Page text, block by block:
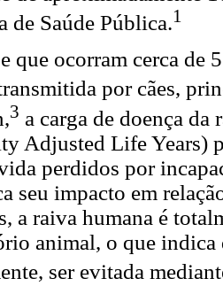
de Saúde Pública.1
que ocorram cerca de
por cães,
3 a carga de doença
Adjusted Life Years)
perdidos por
seu impacto em
a raiva humana é
animal, o que
ser evitada